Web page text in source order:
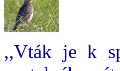
,,Vták je k